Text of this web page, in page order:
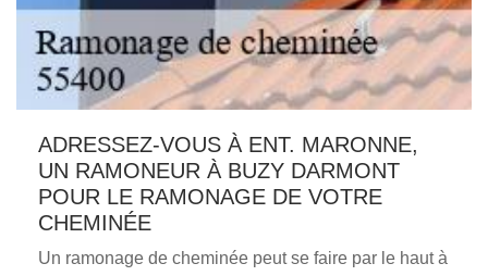
ADRESSEZ-VOUS À ENT. MARONNE,
UN RAMONEUR À BUZY DARMONT
POUR LE RAMONAGE DE VOTRE
CHEMINÉE
Un ramonage de cheminée peut se faire par le haut à